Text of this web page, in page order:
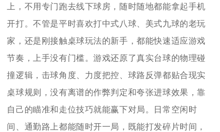
上，不用专门跑去线下球房，随时随地都能拿起手机
开打。不管是平时喜欢打中式八球、美式九球的老玩
家，还是刚接触桌球玩法的新手，都能快速适应游戏
节奏，上手没有门槛。游戏还原了真实台球的物理碰
撞逻辑，击球角度、力度把控、球路反弹都贴合现实
桌球规则，没有离谱的作弊判定和夸张进球效果，靠
自己的瞄准和走位技巧就能赢下对局。日常空闲时
间、通勤路上都能随时开一局，既能打发碎片时间，